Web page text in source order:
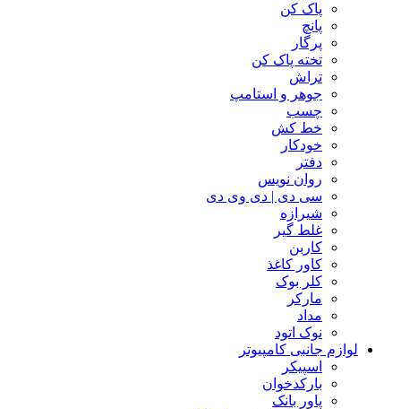
پاک کن
پانچ
پرگار
تخته پاک کن
تراش
جوهر و استامپ
چسب
خط کش
خودکار
دفتر
روان نویس
سی دی | دی وی دی
شیرازه
غلط گیر
کاربن
کاور کاغذ
کلر بوک
مارکر
مداد
نوک اتود
لوازم جانبی کامپیوتر
اسپیکر
بارکدخوان
پاور بانک